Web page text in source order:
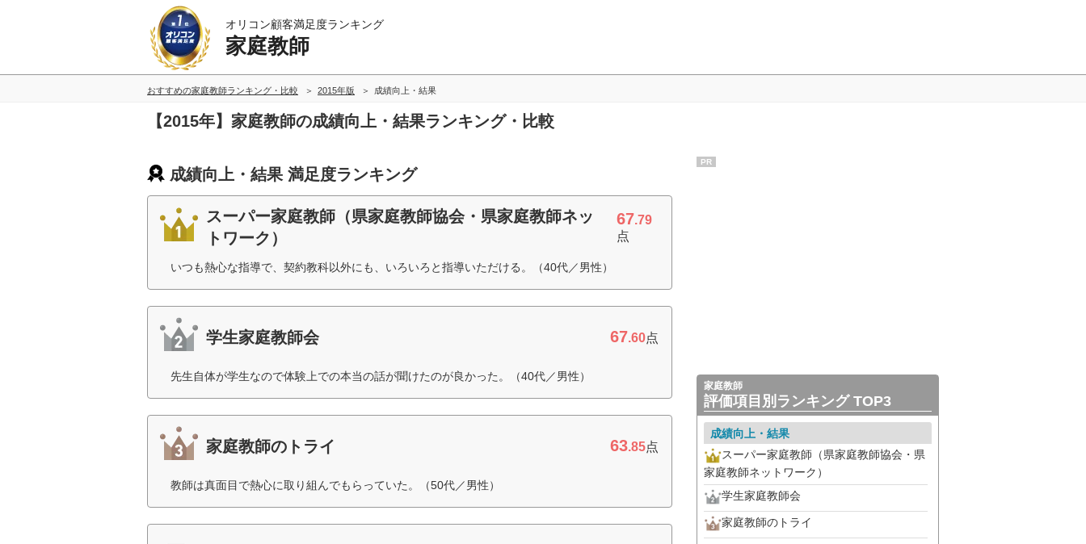
オリコン顧客満足度ランキング
家庭教師
おすすめの家庭教師ランキング・比較 2015年版 成績向上・結果
【2015年】家庭教師の成績向上・結果ランキング・比較
成績向上・結果 満足度ランキング
スーパー家庭教師（県家庭教師協会・県家庭教師ネッ
トワーク）
67.79
点
いつも熱心な指導で、契約教科以外にも、いろいろと指導いただける。（40代／男性）
学生家庭教師会 67.60点
先生自体が学生なので体験上での本当の話が聞けたのが良かった。（40代／男性）
家庭教師のトライ 63.85点
教師は真面目で熱心に取り組んでもらっていた。（50代／男性）
PR
家庭教師
評価項目別ランキング TOP3
成績向上・結果
スーパー家庭教師（県家庭教師協会・県
家庭教師ネットワーク）
学生家庭教師会
家庭教師のトライ